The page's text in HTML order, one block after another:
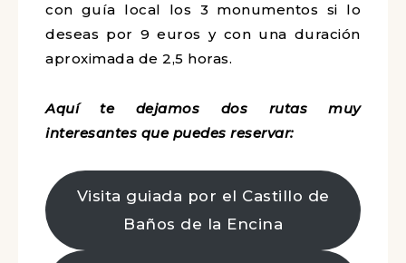
con guía local los 3 monumentos si lo
deseas por 9 euros y con una duración
aproximada de 2,5 horas.
Aquí te dejamos dos rutas muy
interesantes que puedes reservar:
Visita guiada por el Castillo de
Baños de la Encina